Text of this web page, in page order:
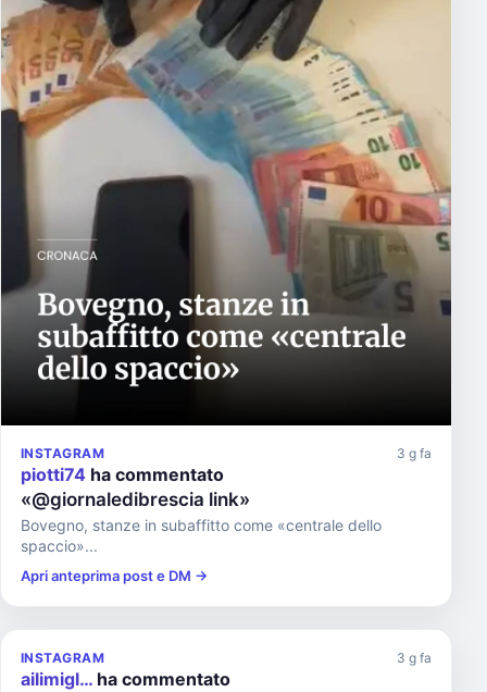
INSTAGRAM 3 g fa
piotti74 ha commentato
«@giornaledibrescia link»
Bovegno, stanze in subaffitto come «centrale dello
spaccio»...
Apri anteprima post e DM →
INSTAGRAM 3 g fa
ailimigl… ha commentato